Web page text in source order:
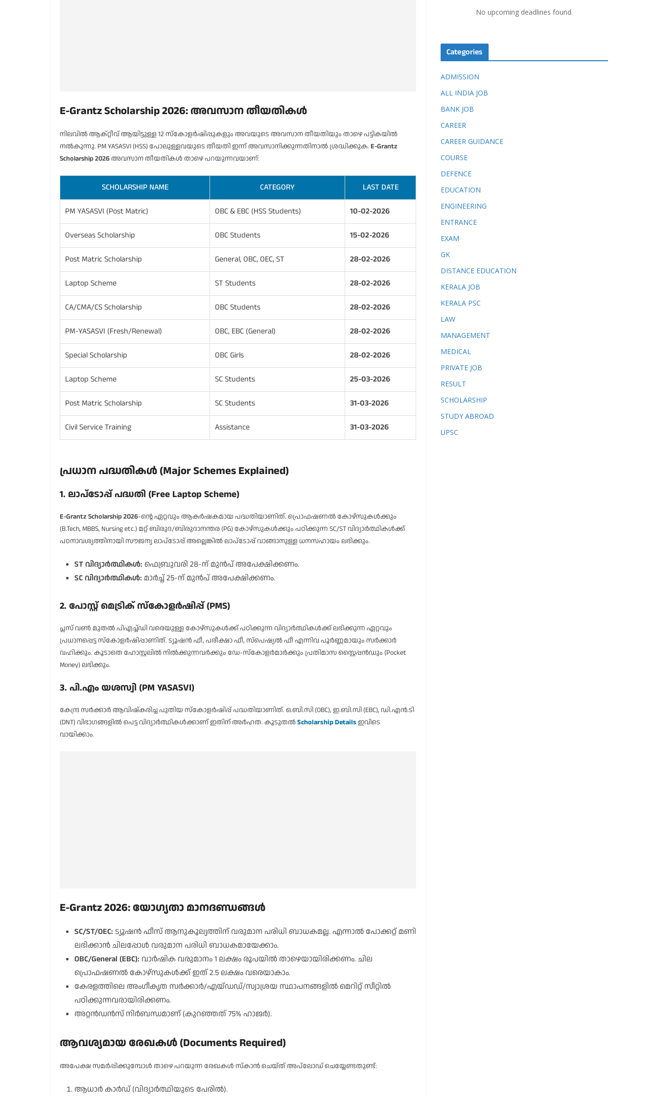
E-Grantz Scholarship 2026: അവസാന തീയതികൾ
നിലവിൽ ആക്റ്റീവ് ആയിട്ടുള്ള 12 സ്കോളർഷിപ്പുകളും അവയുടെ അവസാന തീയതിയും താഴെ പട്ടികയിൽ
നൽകുന്നു. PM YASASVI (HSS) പോലുള്ളവയുടെ തീയതി ഇന്ന് അവസാനിക്കുന്നതിനാൽ ശ്രദ്ധിക്കുക. E-Grantz
Scholarship 2026അവസാന തീയതികൾ താഴെ പറയുന്നവയാണ്:
SCHOLARSHIP NAME CATEGORY LAST DATE
PM YASASVI (Post Matric) OBC & EBC (HSS Students) 10-02-2026
Overseas Scholarship OBC Students 15-02-2026
Post Matric Scholarship General, OBC, OEC, ST 28-02-2026
Laptop Scheme ST Students 28-02-2026
CA/CMA/CS Scholarship OBC Students 28-02-2026
PM-YASASVI (Fresh/Renewal) OBC, EBC (General) 28-02-2026
Special Scholarship OBC Girls 28-02-2026
Laptop Scheme SC Students 25-03-2026
Post Matric Scholarship SC Students 31-03-2026
Civil Service Training Assistance 31-03-2026
പ്രധാന പദ്ധതികൾ (Major Schemes Explained)
1. ലാപ്ടോപ്പ് പദ്ധതി (Free Laptop Scheme)
E-Grantz Scholarship 2026-ന്റെ ഏറ്റവും ആകർഷകമായ പദ്ധതിയാണിത്. പ്രൊഫഷണൽ കോഴ്സുകൾക്കും
(B.Tech, MBBS, Nursing etc.) മറ്റ് ബിരുദ/ബിരുദാനന്തര (PG) കോഴ്സുകൾക്കും പഠിക്കുന്ന SC/ST വിദ്യാർത്ഥികൾക്ക്
പഠനാവശ്യത്തിനായി സൗജന്യ ലാപ്ടോപ്പ് അല്ലെങ്കിൽ ലാപ്ടോപ്പ് വാങ്ങാനുള്ള ധനസഹായം ലഭിക്കും.
ST വിദ്യാർത്ഥികൾ: ഫെബ്രുവരി 28-ന് മുൻപ് അപേക്ഷിക്കണം.
SC വിദ്യാർത്ഥികൾ: മാർച്ച് 25-ന് മുൻപ് അപേക്ഷിക്കണം.
2. പോസ്റ്റ് മെട്രിക് സ്കോളർഷിപ്പ് (PMS)
പ്ലസ് വൺ മുതൽ പിഎച്ച്ഡി വരെയുള്ള കോഴ്സുകൾക്ക് പഠിക്കുന്ന വിദ്യാർത്ഥികൾക്ക് ലഭിക്കുന്ന ഏറ്റവും
പ്രധാനപ്പെട്ട സ്കോളർഷിപ്പാണിത്. ട്യൂഷൻ ഫീ, പരീക്ഷാ ഫീ, സ്പെഷ്യൽ ഫീ എന്നിവ പൂർണ്ണമായും സർക്കാർ
വഹിക്കും. കൂടാതെ ഹോസ്റ്റലിൽ നിൽക്കുന്നവർക്കും ഡേ-സ്കോളർമാർക്കും പ്രതിമാസ സ്റ്റൈപ്പൻഡും (Pocket
Money) ലഭിക്കും.
3. പി.എം യശസ്വി (PM YASASVI)
കേന്ദ്ര സർക്കാർ ആവിഷ്കരിച്ച പുതിയ സ്കോളർഷിപ്പ് പദ്ധതിയാണിത്. ഒ.ബി.സി (OBC), ഇ.ബി.സി (EBC), ഡി.എൻ.ടി
(DNT) വിഭാഗങ്ങളിൽ പെട്ട വിദ്യാർത്ഥികൾക്കാണ് ഇതിന് അർഹത. കൂടുതൽScholarship Detailsഇവിടെ
വായിക്കാം.
E-Grantz 2026: യോഗ്യതാ മാനദണ്ഡങ്ങൾ
SC/ST/OEC: ട്യൂഷൻ ഫീസ് ആനുകൂല്യത്തിന് വരുമാന പരിധി ബാധകമല്ല. എന്നാൽ പോക്കറ്റ് മണി
ലഭിക്കാൻ ചിലപ്പോൾ വരുമാന പരിധി ബാധകമായേക്കാം.
OBC/General (EBC): വാർഷിക വരുമാനം 1 ലക്ഷം രൂപയിൽ താഴെയായിരിക്കണം. ചില
പ്രൊഫഷണൽ കോഴ്സുകൾക്ക് ഇത് 2.5 ലക്ഷം വരെയാകാം.
കേരളത്തിലെ അംഗീകൃത സർക്കാർ/എയ്ഡഡ്/സ്വാശ്രയ സ്ഥാപനങ്ങളിൽ മെറിറ്റ് സീറ്റിൽ
പഠിക്കുന്നവരായിരിക്കണം.
അറ്റൻഡൻസ് നിർബന്ധമാണ് (കുറഞ്ഞത് 75% ഹാജർ).
ആവശ്യമായ രേഖകൾ (Documents Required)
അപേക്ഷ സമർപ്പിക്കുമ്പോൾ താഴെ പറയുന്ന രേഖകൾ സ്കാൻ ചെയ്ത് അപ്‌ലോഡ് ചെയ്യേണ്ടതുണ്ട്:
ആധാർ കാർഡ് (വിദ്യാർത്ഥിയുടെ പേരിൽ).
No upcoming deadlines found.
Categories
ADMISSION
ALL INDIA JOB
BANK JOB
CAREER
CAREER GUIDANCE
COURSE
DEFENCE
EDUCATION
ENGINEERING
ENTRANCE
EXAM
GK
DISTANCE EDUCATION
KERALA JOB
KERALA PSC
LAW
MANAGEMENT
MEDICAL
PRIVATE JOB
RESULT
SCHOLARSHIP
STUDY ABROAD
UPSC